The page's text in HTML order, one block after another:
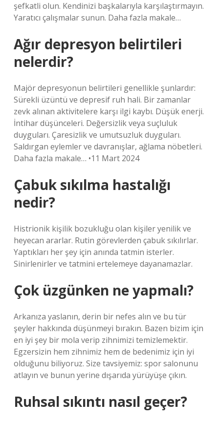
şefkatli olun. Kendinizi başkalarıyla karşılaştırmayın.
Yaratıcı çalışmalar sunun. Daha fazla makale…
Ağır depresyon belirtileri
nelerdir?
Majör depresyonun belirtileri genellikle şunlardır:
Sürekli üzüntü ve depresif ruh hali. Bir zamanlar
zevk alınan aktivitelere karşı ilgi kaybı. Düşük enerji.
İntihar düşünceleri. Değersizlik veya suçluluk
duyguları. Çaresizlik ve umutsuzluk duyguları.
Saldırgan eylemler ve davranışlar, ağlama nöbetleri.
Daha fazla makale… •11 Mart 2024
Çabuk sıkılma hastalığı
nedir?
Histrionik kişilik bozukluğu olan kişiler yenilik ve
heyecan ararlar. Rutin görevlerden çabuk sıkılırlar.
Yaptıkları her şey için anında tatmin isterler.
Sinirlenirler ve tatmini ertelemeye dayanamazlar.
Çok üzgünken ne yapmalı?
Arkanıza yaslanın, derin bir nefes alın ve bu tür
şeyler hakkında düşünmeyi bırakın. Bazen bizim için
en iyi şey bir mola verip zihnimizi temizlemektir.
Egzersizin hem zihnimiz hem de bedenimiz için iyi
olduğunu biliyoruz. Size tavsiyemiz: spor salonunu
atlayın ve bunun yerine dışarıda yürüyüşe çıkın.
Ruhsal sıkıntı nasıl geçer?